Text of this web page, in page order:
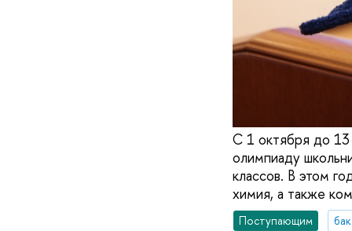
С 1 октября до 13
олимпиаду
классов. В этом
химия, а также
Поступающим